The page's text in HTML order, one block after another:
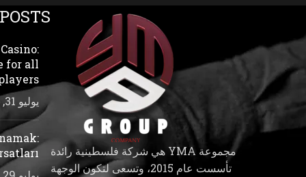
مجموعة YMA هي شركة فلسطينية رائدة
تأسست عام 2015، وتسعى لتكون الوجهة
for all
يوليو 31, 2026